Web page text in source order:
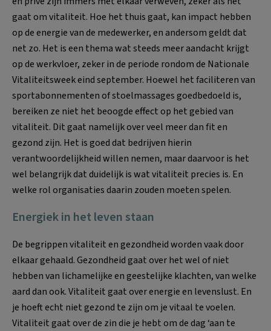
gaat om vitaliteit. Hoe het thuis gaat, kan impact hebben
op de energie van de medewerker, en andersom geldt dat
net zo. Het is een thema wat steeds meer aandacht krijgt
op de werkvloer, zeker in de periode rondom de Nationale
Vitaliteitsweek eind september. Hoewel het faciliteren van
sportabonnementen of stoelmassages goedbedoeld is,
bereiken ze niet het beoogde effect op het gebied van
vitaliteit. Dit gaat namelijk over veel meer dan fit en
gezond zijn. Het is goed dat bedrijven hierin
verantwoordelijkheid willen nemen, maar daarvoor is het
wel belangrijk dat duidelijk is wat vitaliteit precies is. En
welke rol organisaties daarin zouden moeten spelen.
Energiek in het leven staan
De begrippen vitaliteit en gezondheid worden vaak door
elkaar gehaald. Gezondheid gaat over het wel of niet
hebben van lichamelijke en geestelijke klachten, van welke
aard dan ook. Vitaliteit gaat over energie en levenslust. En
je hoeft echt niet gezond te zijn om je vitaal te voelen.
Vitaliteit gaat over de zin die je hebt om de dag ‘aan te